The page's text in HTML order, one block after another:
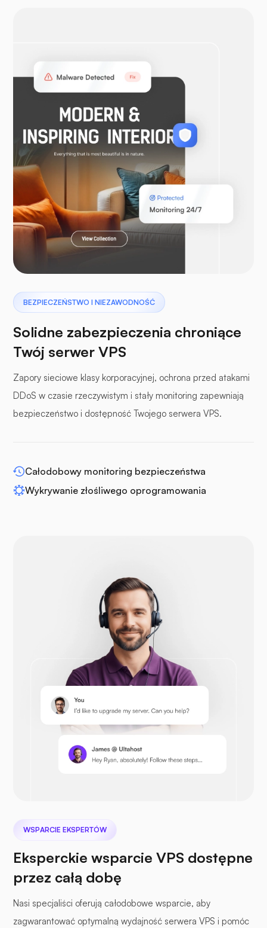
WooCommerce
Laravel
Pterodaktyl
panele buforowe
WP-rozszerz
Otwórz koszyk
Prestashop
Plik morski
BEZPIECZEŃSTWO I NIEZAWODNOŚĆ
Solidne zabezpieczenia chroniące
Twój serwer VPS
Zapory sieciowe klasy korporacyjnej, ochrona przed atakami
DDoS w czasie rzeczywistym i stały monitoring zapewniają
bezpieczeństwo i dostępność Twojego serwera VPS.
Całodobowy monitoring bezpieczeństwa
Wykrywanie złośliwego oprogramowania
WSPARCIE EKSPERTÓW
Eksperckie wsparcie VPS dostępne
przez całą dobę
Nasi specjaliści oferują całodobowe wsparcie, aby
zagwarantować optymalną wydajność serwera VPS i pomóc